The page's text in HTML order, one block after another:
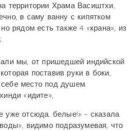
территории Храма Васиштхи,
в саму ванну с кипятком
рядом есть также 4 «крана», из
мы, от пришедшей индийской
поставив руки в боки,
место под душем.
«идите»,
отсюда, белые!» - сказала
видимо подразумевая, что